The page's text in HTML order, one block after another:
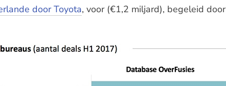
door Toyota, voor (€1,2 miljard), begeleid door